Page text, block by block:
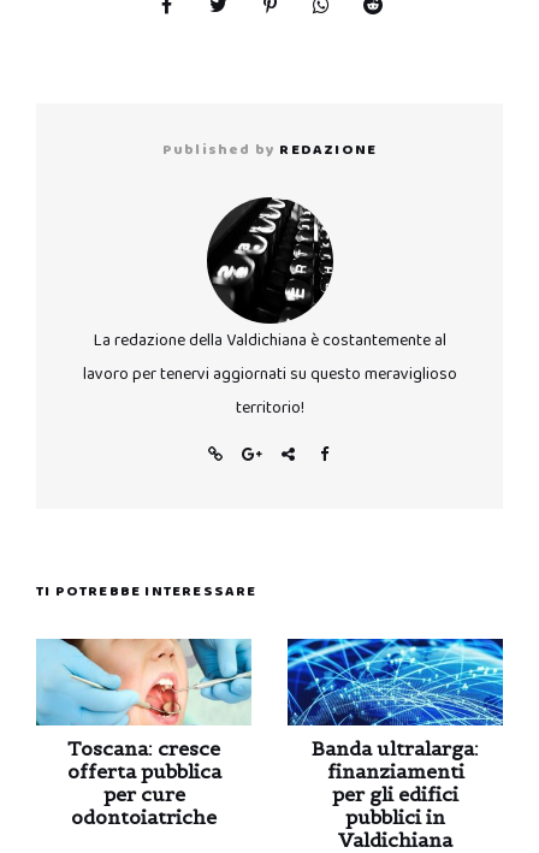
Published by REDAZIONE
La redazione della Valdichiana è costantemente al
lavoro per tenervi aggiornati su questo meraviglioso
territorio!
TI POTREBBE INTERESSARE
Toscana: cresce
offerta pubblica
per cure
odontoiatriche
Banda ultralarga:
finanziamenti
per gli edifici
pubblici in
Valdichiana